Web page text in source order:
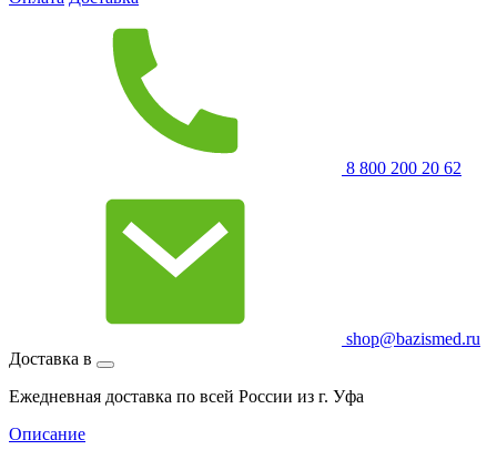
8 800 200 20 62
shop@bazismed.ru
Доставка в
Ежедневная доставка по всей России из г. Уфа
Описание